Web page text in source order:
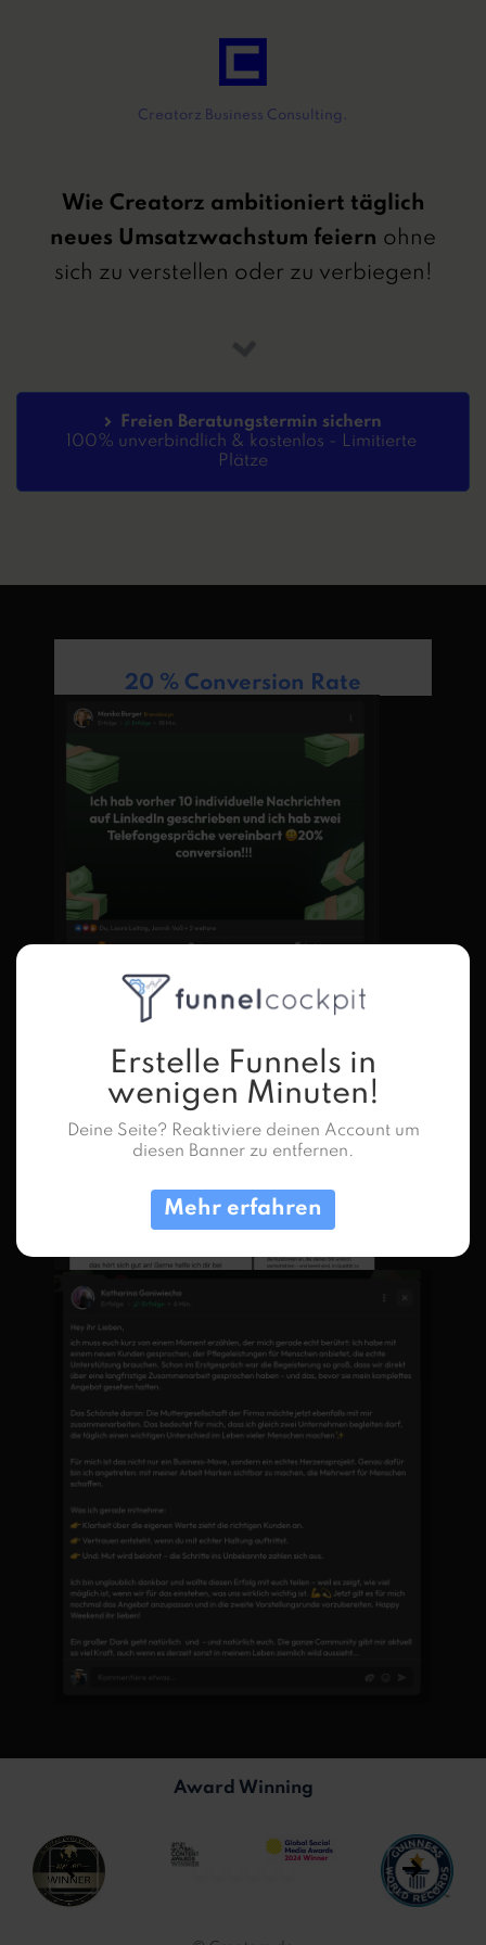
Creatorz Business Consulting.
Wie Creatorz ambitioniert täglich
neues Umsatzwachstum feiern ohne
sich zu verstellen oder zu verbiegen!
Freien Beratungstermin sichern
100% unverbindlich & kostenlos - Limitierte
Plätze
20 % Conversion Rate
Award Winning
Erstelle Funnels in
wenigen Minuten!
Deine Seite? Reaktiviere deinen Account um
diesen Banner zu entfernen.
Mehr erfahren